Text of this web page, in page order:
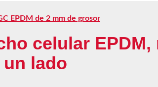
EPDM de 2 mm de grosor
celular EPDM,
lado